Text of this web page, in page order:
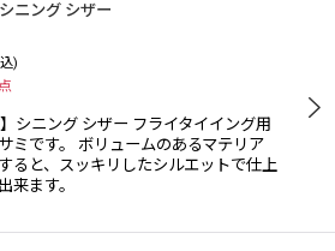
シニング シザー
)
】シニング シザー フライタイイング用
ミです。 ボリュームのあるマテリア
ると、スッキリしたシルエットで仕上
来ます。